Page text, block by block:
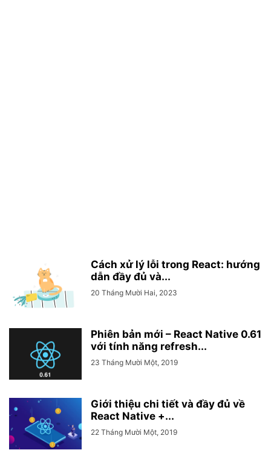
Cách xử lý lỗi trong React: hướng
dẫn đầy đủ và...
20 Tháng Mười Hai, 2023
Phiên bản mới – React Native 0.61
với tính năng refresh...
23 Tháng Mười Một, 2019
Giới thiệu chi tiết và đầy đủ về
React Native +...
22 Tháng Mười Một, 2019